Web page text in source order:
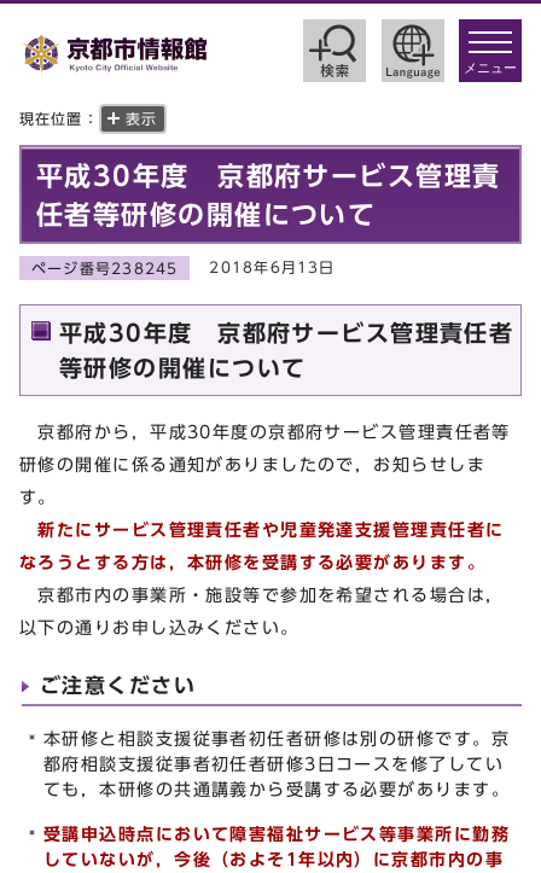
toggle
メニュー
現在位置： 表示
平成30年度 京都府サービス管理責
任者等研修の開催について
ページ番号238245 2018年6月13日
平成30年度 京都府サービス管理責任者
等研修の開催について
京都府から，平成30年度の京都府サービス管理責任者等
研修の開催に係る通知がありましたので，お知らせしま
す。
新たにサービス管理責任者や児童発達支援管理責任者に
なろうとする方は，本研修を受講する必要があります。
京都市内の事業所・施設等で参加を希望される場合は，
以下の通りお申し込みください。
ご注意ください
本研修と相談支援従事者初任者研修は別の研修です。京
都府相談支援従事者初任者研修3日コースを修了してい
ても，本研修の共通講義から受講する必要があります。
受講申込時点において障害福祉サービス等事業所に勤務
していないが，今後（およそ1年以内）に京都市内の事